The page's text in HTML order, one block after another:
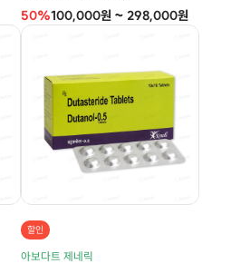
50%100,000원 ~ 298,000원
할인
아보다트 제네릭